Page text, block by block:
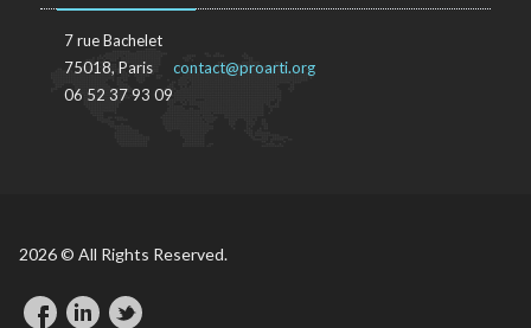
7 rue Bachelet
75018, Paris
06 52 37 93 09
contact@proarti.org
2026 © All Rights Reserved.